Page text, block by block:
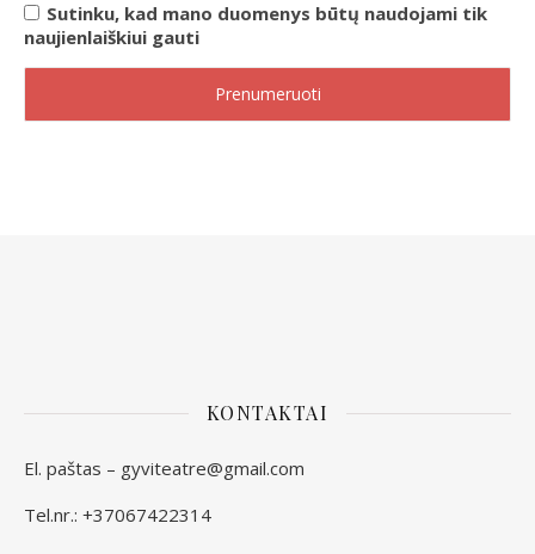
Sutinku, kad mano duomenys būtų naudojami tik
naujienlaiškiui gauti
KONTAKTAI
El. paštas – gyviteatre@gmail.com
Tel.nr.: +37067422314